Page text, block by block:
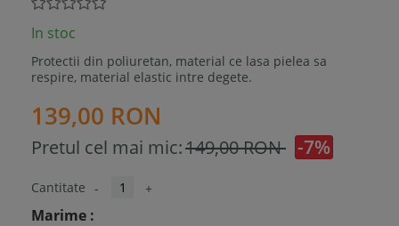
In stoc
Protectii din poliuretan, material ce lasa pielea sa
respire, material elastic intre degete.
139,00 RON
Pretul cel mai mic:149,00 RON -7%
Cantitate - +
Marime :